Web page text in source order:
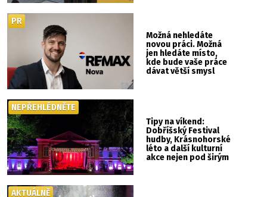
Možná nehledáte
novou práci. Možná
jen hledáte místo,
kde bude vaše práce
dávat větší smysl
PR
Tipy na víkend:
Dobříšský Festival
hudby, Krásnohorské
léto a další kulturní
akce nejen pod širým
NEPŘEHLÉDNĚTE
AKTUÁLNĚ